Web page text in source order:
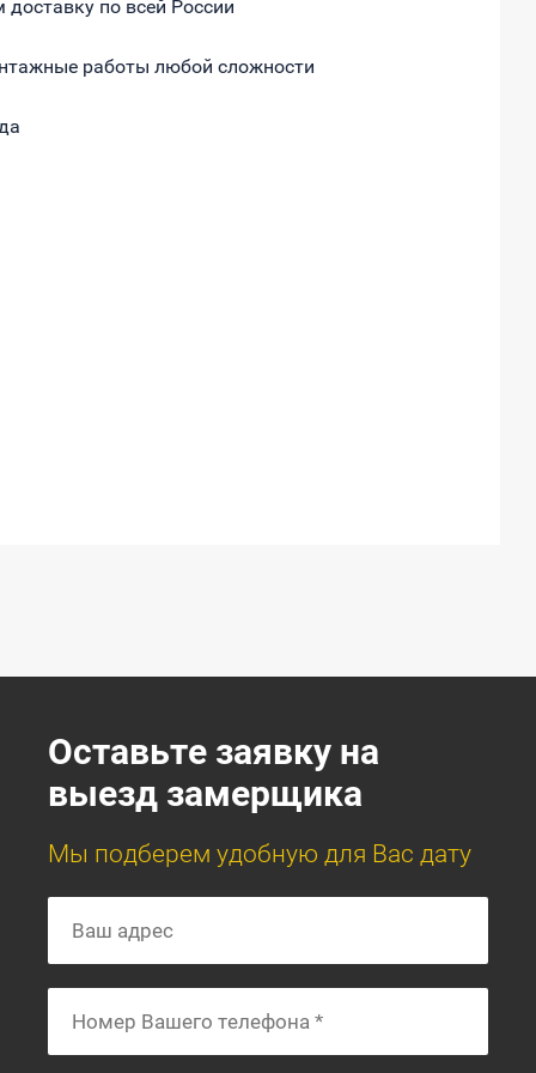
по всей России
работы любой сложности
Оставьте заявку на
выезд замерщика
Мы подберем удобную для Вас дату